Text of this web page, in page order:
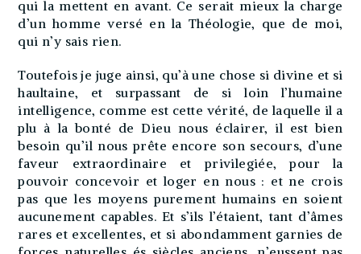
qui la mettent en avant. Ce serait mieux la charge
d’un homme versé en la Théologie, que de moi,
qui n’y sais rien.
Toutefois je juge ainsi, qu’à une chose si divine et si
haultaine, et surpassant de si loin l’humaine
intelligence, comme est cette vérité, de laquelle il a
plu à la bonté de Dieu nous éclairer, il est bien
besoin qu’il nous prête encore son secours, d’une
faveur extraordinaire et privilegiée, pour la
pouvoir concevoir et loger en nous : et ne crois
pas que les moyens purement humains en soient
aucunement capables. Et s’ils l’étaient, tant d’âmes
rares et excellentes, et si abondamment garnies de